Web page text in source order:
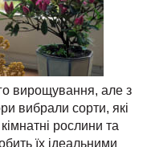
вирощування, але з
вибрали сорти, які
рослини та
їх ідеальними